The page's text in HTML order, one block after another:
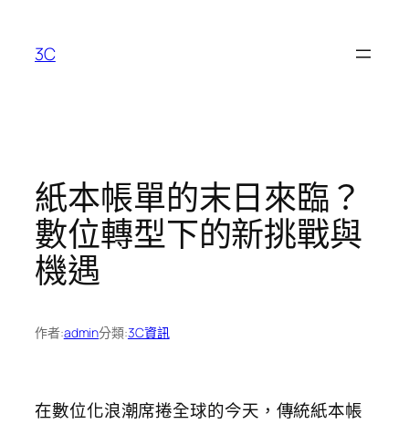
3C
紙本帳單的末日來臨？
數位轉型下的新挑戰與
機遇
作者:admin分類:3C資訊
在數位化浪潮席捲全球的今天，傳統紙本帳